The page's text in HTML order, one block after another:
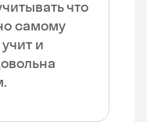
что
самому
и